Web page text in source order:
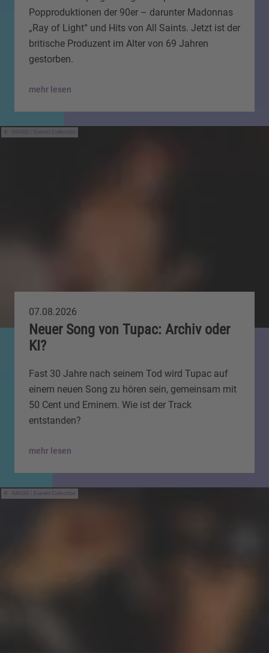
Popproduktionen der 90er – darunter Madonnas
„Ray of Light“ und Hits von All Saints. Jetzt ist der
britische Produzent im Alter von 69 Jahren
gestorben.
mehr lesen
IMAGO / Everett Collection
07.08.2026
Neuer Song von Tupac: Archiv oder
KI?
Fast 30 Jahre nach seinem Tod wird Tupac auf
einem neuen Song zu hören sein, gemeinsam mit
50 Cent und Eminem. Wie ist der Track
entstanden?
mehr lesen
IMAGO / Everett Collection